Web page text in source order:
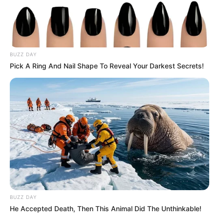
Max nem úgy viselkedett, mint egy gyászoló állat. Nem
vonyított az ég felé, nem bújt az emberekhez vigaszért.
BUZZ DAY
Pick A Ring And Nail Shape To Reveal Your Darkest Secrets!
BUZZ DAY
He Accepted Death, Then This Animal Did The Unthinkable!